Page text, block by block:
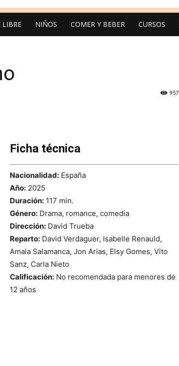
LIBRE NIÑOS COMER Y BEBER CURSOS
957
Ficha técnica
Nacionalidad: España
Año: 2025
Duración: 117 min.
Género: Drama, romance, comedia
Dirección: David Trueba
Reparto: David Verdaguer, Isabelle Renauld,
Amaia Salamanca, Jon Arias, Elsy Gomes, Vito
Sanz, Carla Nieto
Calificación: No recomendada para menores de
12 años